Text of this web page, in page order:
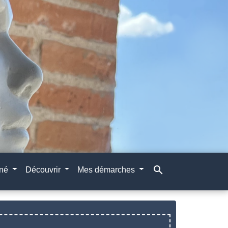
Découvrir Mes démarches search